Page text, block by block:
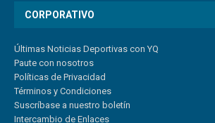
CORPORATIVO
Últimas Noticias Deportivas con YQ
Paute con nosotros
Políticas de Privacidad
Términos y Condiciones
Suscríbase a nuestro boletín
Intercambio de Enlaces